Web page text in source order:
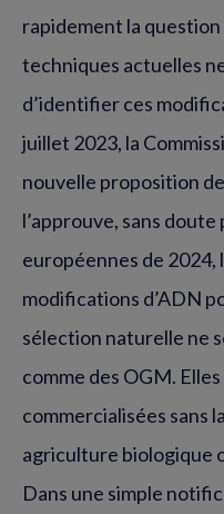
rapidement la
techniques actuelles
d’identifier ces
juillet 2023, la
nouvelle proposition
l’approuve, sans
européennes de 2024,
modifications d’ADN
sélection naturelle ne
comme des OGM.
commercialisées sans
agriculture biologique
Dans une simple